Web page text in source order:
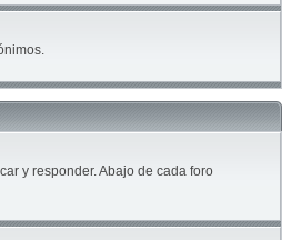
y responder. Abajo de cada foro